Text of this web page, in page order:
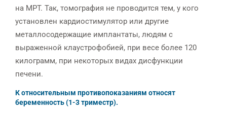
на МРТ. Так, томография не проводится тем, у кого
установлен кардиостимулятор или другие
металлосодержащие имплантаты, людям с
выраженной клаустрофобией, при весе более 120
килограмм, при некоторых видах дисфункции
печени.
К относительным противопоказаниям относят
беременность (1-3 триместр).